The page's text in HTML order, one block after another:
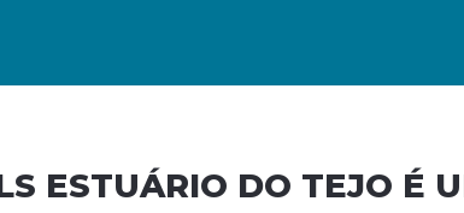
ESTUÁRIO DO TEJO É